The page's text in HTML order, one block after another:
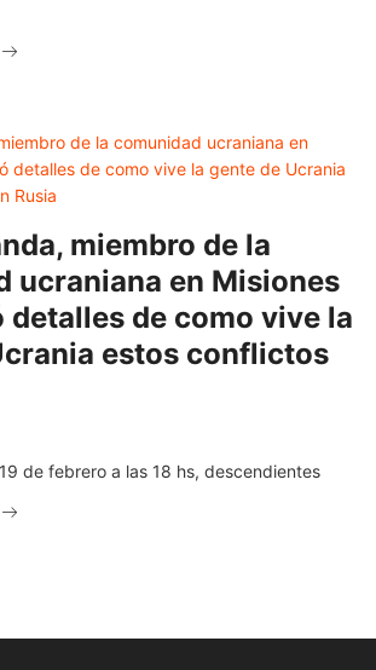
miembro de la
ucraniana en Misiones
detalles de como vive la
estos conflictos
de febrero a las 18 hs, descendientes